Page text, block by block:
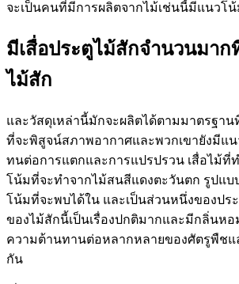
จะเป็นคนที่มีการผลิตจากไม้เช่นนี้มีแนวโ
มีเสื่อประตูไม้สักจำนวนมา
ไม้สัก
และวัสดุเหล่านี้มักจะผลิตได้ตามมาตรฐา
ที่จะพิสูจน์สภาพอากาศและพวกเขายังมีแ
ทนต่อการแตกและการแปรปรวน เสื่อไม้ที่
โน้มที่จะทำจากไม้สนสีแดงตะวันตก รูปแ
โน้มที่จะพบได้ใน และเป็นส่วนหนึ่งของปร
ของไม้สักนี้เป็นเรื่องปกติมากและมีกลิ่นห
ความต้านทานต่อหลากหลายของศัตรูพืชแ
กัน